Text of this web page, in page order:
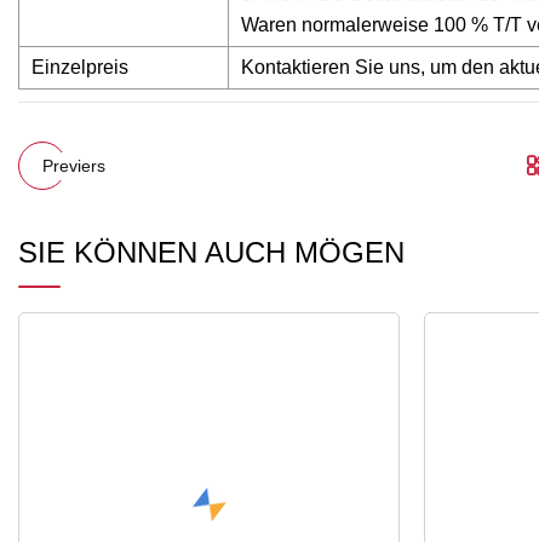
Waren normalerweise 100 % T/T
Einzelpreis Kontaktieren Sie uns, um den
Previers
SIE KÖNNEN AUCH MÖGEN